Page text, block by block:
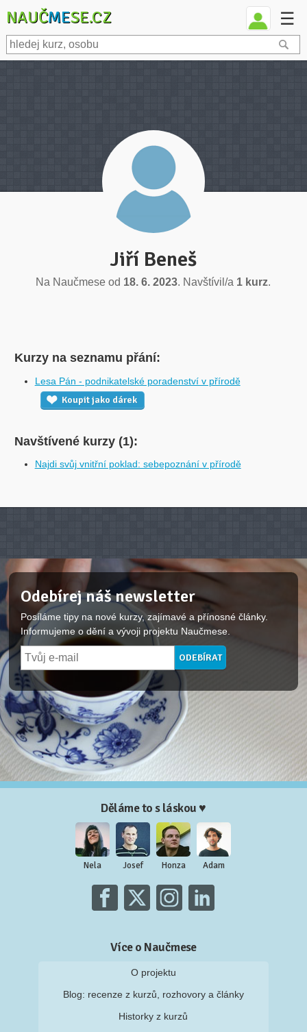
NAUČMESE.CZ ☰
Jiří Beneš
Na Naučmese od 18. 6. 2023. Navštívil/a 1 kurz.
Kurzy na seznamu přání:
Lesa Pán - podnikatelské poradenství v přírodě
Koupit jako dárek
Navštívené kurzy (1):
Najdi svůj vnitřní poklad: sebepoznání v přírodě
Odebírej náš newsletter
Posíláme tipy na nové kurzy, zajímavé a přínosné články.
Informujeme o dění a vývoji projektu Naučmese.
Děláme to s láskou ♥
Nela Josef Honza Adam
Více o Naučmese
O projektu
Blog: recenze z kurzů, rozhovory a články
Historky z kurzů